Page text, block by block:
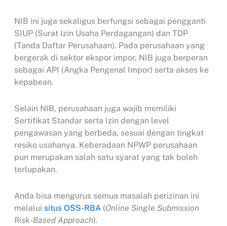
NIB ini juga sekaligus berfungsi sebagai pengganti
SIUP (Surat Izin Usaha Perdagangan) dan TDP
(Tanda Daftar Perusahaan). Pada perusahaan yang
bergerak di sektor ekspor impor, NIB juga berperan
sebagai API (Angka Pengenal Impor) serta akses ke
kepabean.
Selain NIB, perusahaan juga wajib memiliki
Sertifikat Standar serta Izin dengan level
pengawasan yang berbeda, sesuai dengan tingkat
resiko usahanya. Keberadaan NPWP perusahaan
pun merupakan salah satu syarat yang tak boleh
terlupakan.
Anda bisa mengurus semua masalah perizinan ini
melalui situs OSS-RBA(Online Single Submission
Risk-Based Approach).